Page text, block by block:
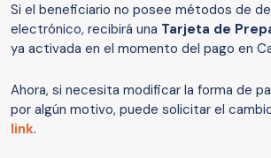
Si el beneficiario no posee métodos de
electrónico, recibirá una Tarjeta de
ya activada en el momento del pago en
Ahora, si necesita modificar la forma de
por algún motivo, puede solicitar el
link.